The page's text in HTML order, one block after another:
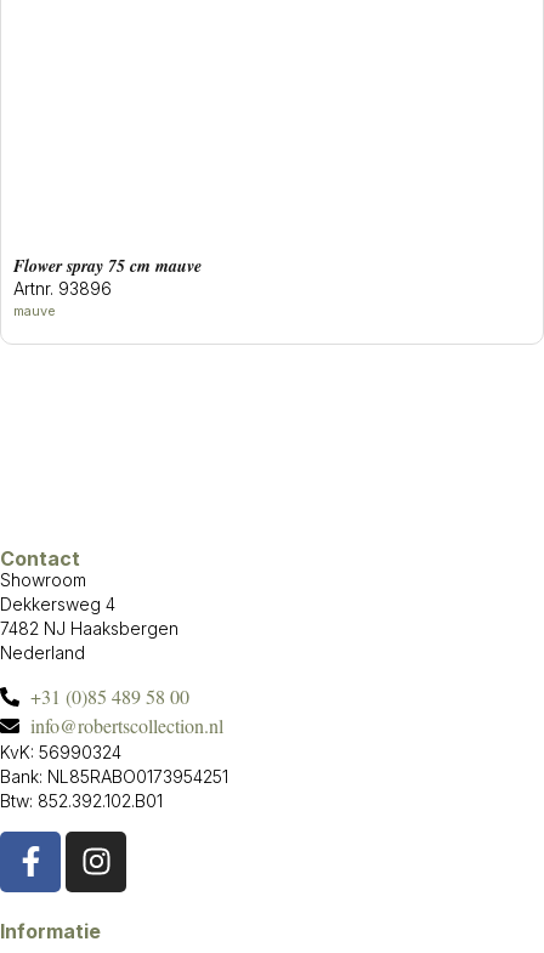
flower spray 75 cm mauve
Artnr. 93896
mauve
Contact
Showroom
Dekkersweg 4
7482 NJ Haaksbergen
Nederland
+31 (0)85 489 58 00
info@robertscollection.nl
KvK: 56990324
Bank: NL85RABO0173954251
Btw: 852.392.102.B01
Informatie